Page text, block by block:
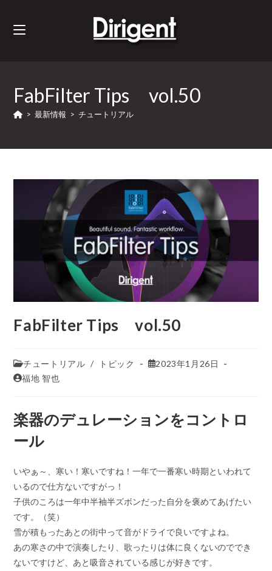
FabFilter Tips vol.50
> 最新情報 > チュートリアル
FabFilter Tips vol.50
チュートリアル / トピック
2023年1月26日
福地 智也
楽器のデュレーションをコントロ
ール
いやぁ～、寒い！寒いですね！一年で一番寒い時期といわれて
いるので仕方ないですがっ！
子供のころは一年中半袖半ズボンだった自分を褒めてあげたい
です。（笑）
雪が積もったあとの街中って音がドライで良いですよね。
あの寒さの中で演奏したり、歌ったりは体に良くないのででき
ないですけど、あと吸音されている感じが好きです。